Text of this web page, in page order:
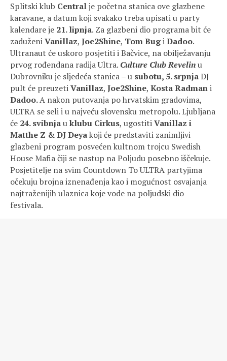
Splitski klub Centralje početna stanica ove glazbene
karavane, a datum koji svakako treba upisati u party
kalendare je 21. lipnja. Za glazbeni dio programa bit će
zaduženiVanillaz, Joe2Shine, Tom BugiDadoo.
Ultranaut će uskoro posjetiti i Bačvice, na obilježavanju
prvog rođendana radija Ultra. Culture Club Revelinu
Dubrovniku je sljedeća stanica – u subotu, 5. srpnjaDJ
pult će preuzetiVanillaz, Joe2Shine, Kosta Radmani
Dadoo.A nakon putovanja po hrvatskim gradovima,
ULTRA se seli i u najveću slovensku metropolu. Ljubljana
će 24. svibnjauklubu Cirkus, ugostitiVanillaz i
Matthe Z & DJ Deyakoji će predstaviti zanimljivi
glazbeni program posvećen kultnom trojcu Swedish
House Mafia čiji se nastup na Poljudu posebno iščekuje.
Posjetitelje na svim Countdown To ULTRA partyjima
očekuju brojna iznenađenja kao i mogućnost osvajanja
najtraženijih ulaznica koje vode na poljudski dio
festivala.